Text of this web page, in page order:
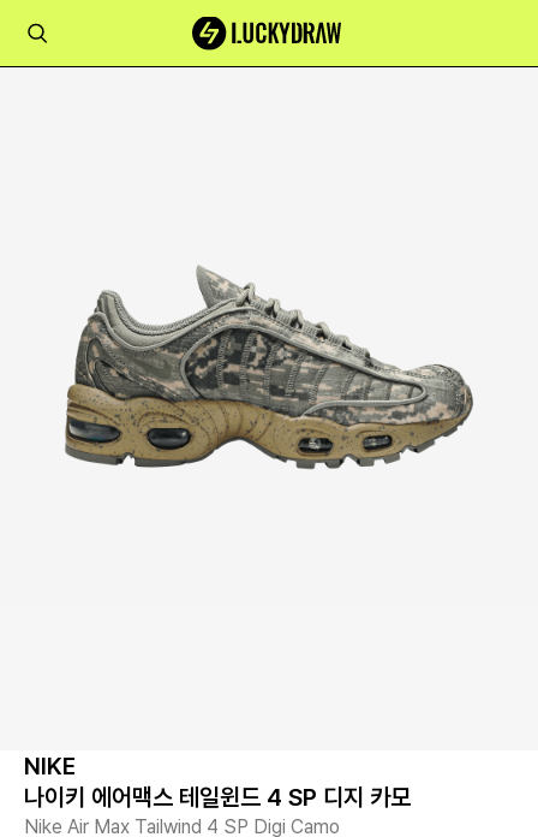
NIKE
나이키 에어맥스 테일윈드 4 SP 디지 카모
Nike Air Max Tailwind 4 SP Digi Camo